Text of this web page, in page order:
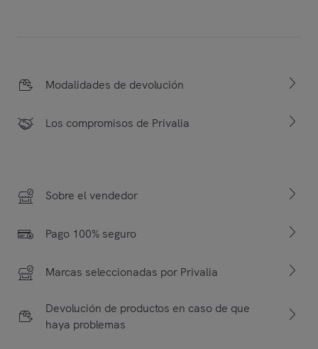
Modalidades de devolución
Los compromisos de Privalia
Sobre el vendedor
Pago 100% seguro
Marcas seleccionadas por Privalia
Devolución de productos en caso de que
haya problemas